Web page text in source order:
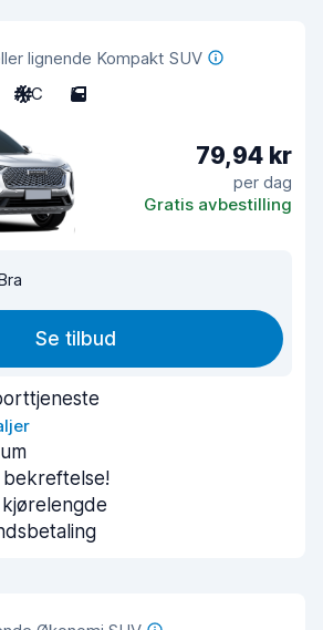
lignende Kompakt SUV
A/C 5
79,94 kr
per dag
Gratis avbestilling
Se tilbud